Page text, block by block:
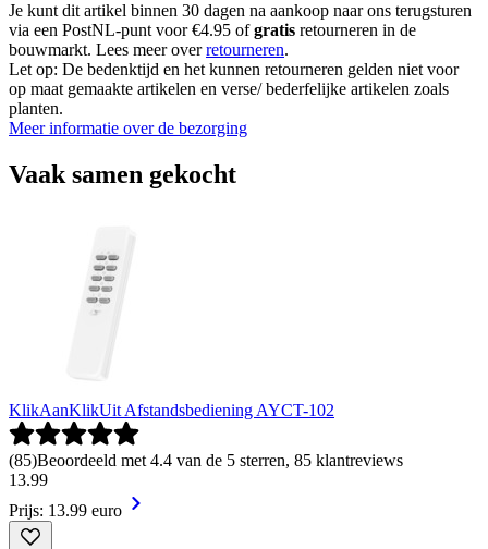
Je kunt dit artikel binnen 30 dagen na aankoop naar ons terugsturen
via een PostNL-punt voor €4.95 ofgratis retourneren in de
bouwmarkt. Lees meer overretourneren.
Let op: De bedenktijd en het kunnen retourneren gelden niet voor
op maat gemaakte artikelen en verse/ bederfelijke artikelen zoals
planten.
Meer informatie over de bezorging
Vaak samen gekocht
KlikAanKlikUit Afstandsbediening AYCT-102
(85)Beoordeeld met 4.4 van de 5 sterren, 85 klantreviews
13.99
Prijs: 13.99 euro